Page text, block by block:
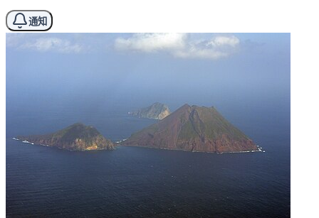
通知